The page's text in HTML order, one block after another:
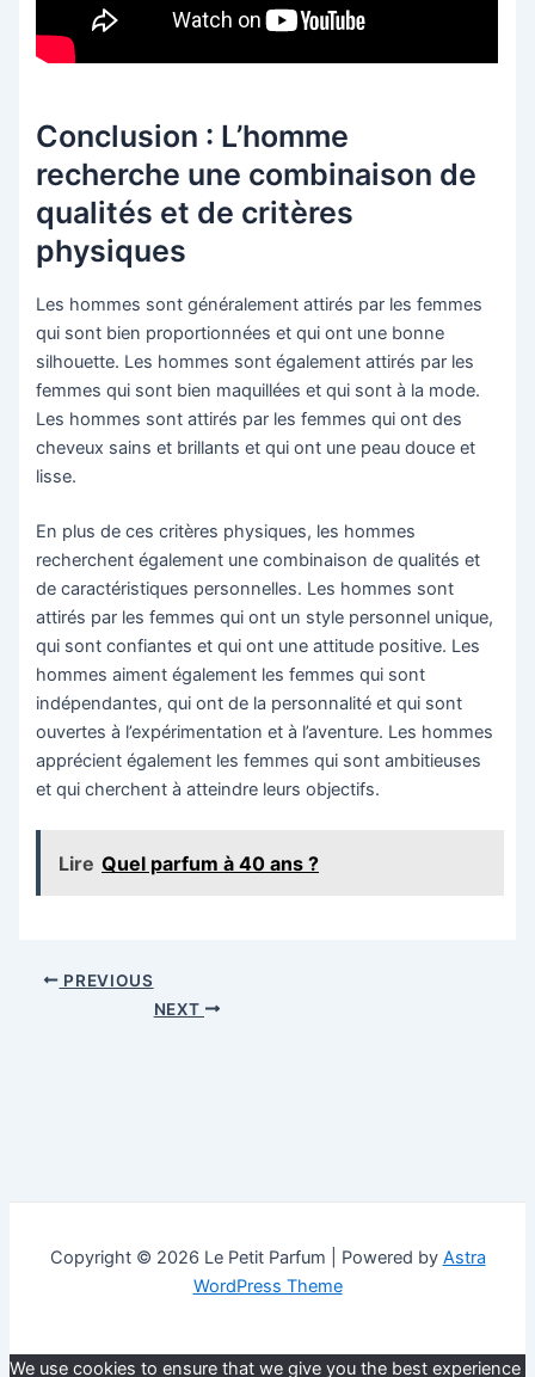
Conclusion : L’homme
recherche une combinaison de
qualités et de critères
physiques
Les hommes sont généralement attirés par les femmes
qui sont bien proportionnées et qui ont une bonne
silhouette. Les hommes sont également attirés par les
femmes qui sont bien maquillées et qui sont à la mode.
Les hommes sont attirés par les femmes qui ont des
cheveux sains et brillants et qui ont une peau douce et
lisse.
En plus de ces critères physiques, les hommes
recherchent également une combinaison de qualités et
de caractéristiques personnelles. Les hommes sont
attirés par les femmes qui ont un style personnel unique,
qui sont confiantes et qui ont une attitude positive. Les
hommes aiment également les femmes qui sont
indépendantes, qui ont de la personnalité et qui sont
ouvertes à l’expérimentation et à l’aventure. Les hommes
apprécient également les femmes qui sont ambitieuses
et qui cherchent à atteindre leurs objectifs.
Lire Quel parfum à 40 ans ?
Post PREVIOUS
NEXT
Copyright © 2026 Le Petit Parfum | Powered by Astra
WordPress Theme
We use cookies to ensure that we give you the best experience